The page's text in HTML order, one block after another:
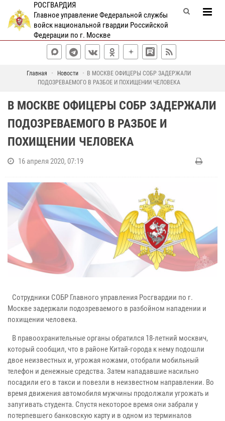
РОСГВАРДИЯ
Главное управление Федеральной службы
войск национальной гвардии Российской
Федерации по г. Москве
Главная Новости
В МОСКВЕ ОФИЦЕРЫ СОБР ЗАДЕРЖАЛИ
ПОДОЗРЕВАЕМОГО В РАЗБОЕ И ПОХИЩЕНИИ ЧЕЛОВЕКА
В МОСКВЕ ОФИЦЕРЫ СОБР ЗАДЕРЖАЛИ
ПОДОЗРЕВАЕМОГО В РАЗБОЕ И
ПОХИЩЕНИИ ЧЕЛОВЕКА
16 апреля 2020, 07:19
Сотрудники СОБР Главного управления Росгвардии по г.
Москве задержали подозреваемого в разбойном нападении и
похищении человека.
В правоохранительные органы обратился 18-летний москвич,
который сообщил, что в районе Китай-города к нему подошли
двое неизвестных и, угрожая ножами, отобрали мобильный
телефон и денежные средства. Затем нападавшие насильно
посадили его в такси и повезли в неизвестном направлении. Во
время движения автомобиля мужчины продолжали угрожать и
запугивать студента. Спустя некоторое время они забрали у
потерпевшего банковскую карту и в одном из терминалов